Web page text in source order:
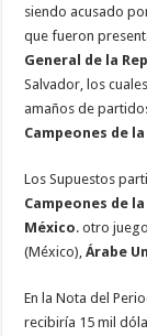
siendo acusado
que fueron
General de la
Salvador, los
amaños de
Campeones de
Los Supuestos
Campeones de
México. otro
(México),Árabe
En la Nota del
recibiría 15 mil